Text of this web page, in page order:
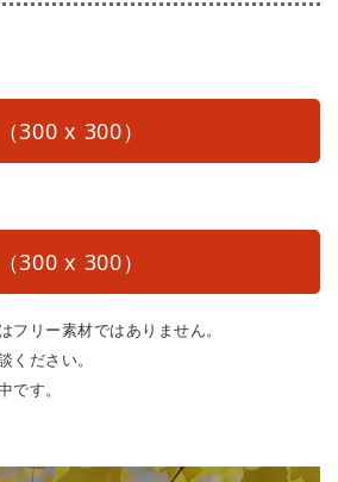
300 x 300）
300 x 300）
リー素材ではありません。
ださい。
です。